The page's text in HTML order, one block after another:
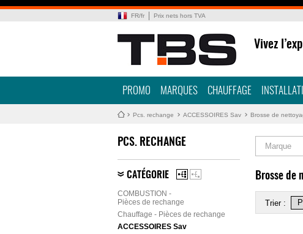
FR/fr Prix nets hors TVA
Vivez
PROMO MARQUES CHAUFFAGE
Pcs. rechange ACCESSOIRES Sav Brosse de
PCS. RECHANGE
CATÉGORIE
COMBUSTION -
Pièces de rechange
Chauffage - Pièces de rechange
ACCESSOIRES Sav
Marque
Brosse de
Trier :